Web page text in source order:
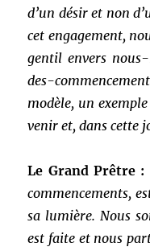
d’un désir et non
cet engagement,
gentil envers
des-
modèle, un
venir et, dans cette
Le Grand Prêtre :
commencements,
sa lumière. Nous
est faite et nous